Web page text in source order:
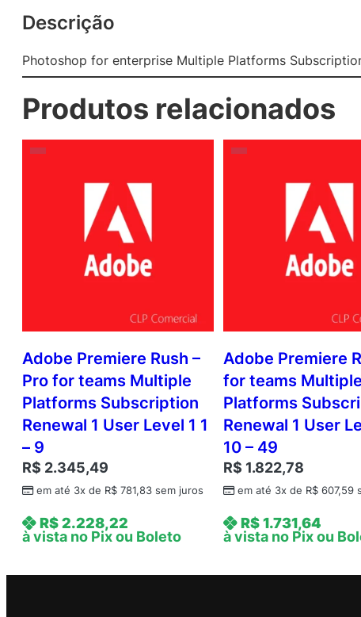
Descrição
Photoshop for enterprise Multiple Platforms
Produtos relacionados
Adobe Premiere Rush –
Pro for teams Multiple
Platforms Subscription
Renewal 1 User Level 1 1
– 9
R$ 2.345,49
em até 3x de R$ 781,83 sem juros
R$2.228,22
à vista no Pix ou Boleto
Adobe Premiere
for teams Multiple
Platforms
Renewal 1 User
10 – 49
R$ 1.822,78
em até 3x de R$ 607,59
R$1.731,64
à vista no Pix ou